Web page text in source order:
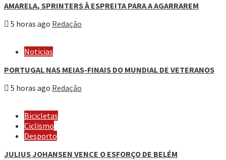
AMARELA, SPRINTERS À ESPREITA PARA A AGARRAREM
5 horas ago Redação
Noticias
PORTUGAL NAS MEIAS-FINAIS DO MUNDIAL DE VETERANOS
5 horas ago Redação
Bicicletas
Ciclismo
Desporto
JULIUS JOHANSEN VENCE O ESFORÇO DE BELÉM